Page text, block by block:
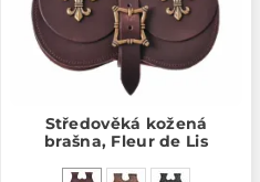
Středověká kožená
brašna, Fleur de Lis